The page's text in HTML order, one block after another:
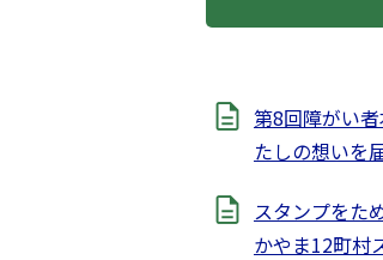
第8回障がい
たしの想いを
スタンプをた
かやま12町村